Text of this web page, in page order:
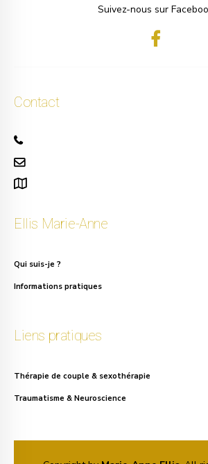
Suivez-nous sur
Contact
Ellis Marie-Anne
Qui suis-je ?
Informations pratiques
Liens pratiques
Thérapie de couple & sexothérapie
Traumatisme & Neuroscience